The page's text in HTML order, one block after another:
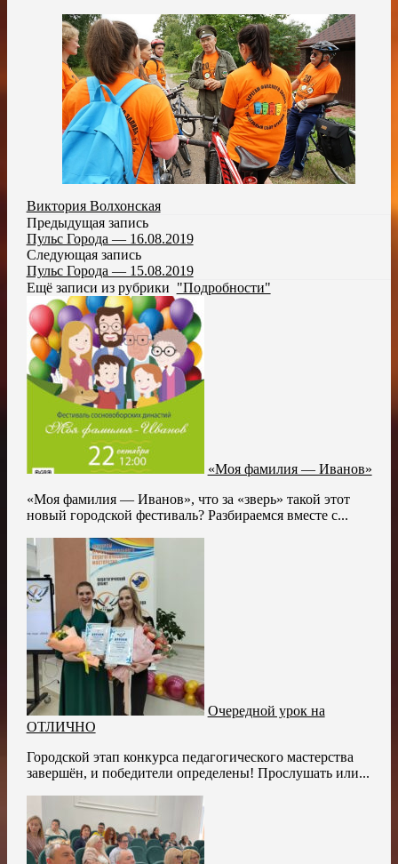
Виктория Волхонская
Предыдущая запись
Пульс Города — 16.08.2019
Следующая запись
Пульс Города — 15.08.2019
Ещё записи из рубрики "Подробности"
«Моя фамилия — Иванов»
«Моя фамилия — Иванов», что за «зверь» такой этот
новый городской фестиваль? Разбираемся вместе с...
Очередной урок на
ОТЛИЧНО
Городской этап конкурса педагогического мастерства
завершён, и победители определены! Прослушать или...